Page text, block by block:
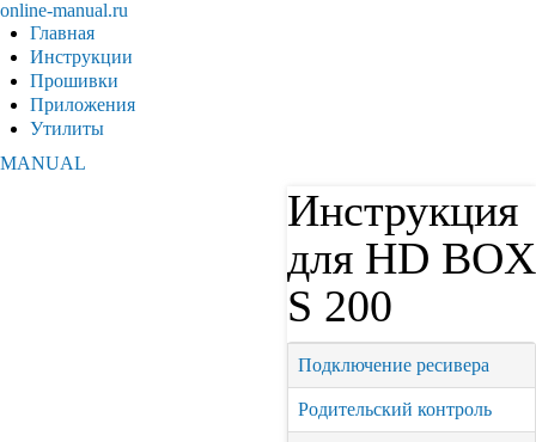
online-manual.ru
Главная
Инструкции
Прошивки
Приложения
Утилиты
MANUAL
Инструкция
для HD BOX
S 200
Подключение ресивера
Родительский контроль